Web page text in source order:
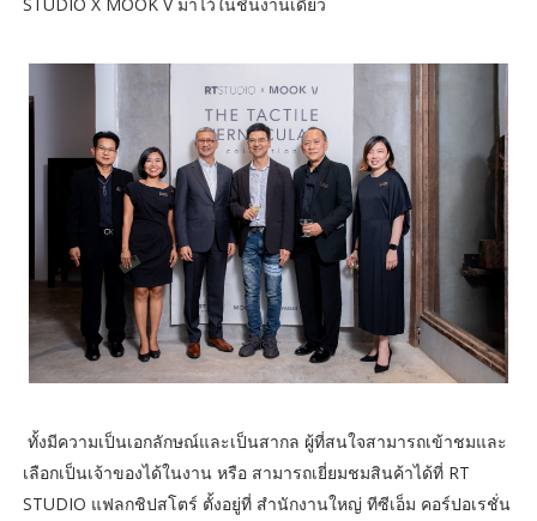
ทั้งมีความเป็นเอกลักษณ์และเป็นสากล ผู้ที่สนใจสามารถเข้าชมและ
เลือกเป็นเจ้าของได้ในงาน หรือ สามารถเยี่ยมชมสินค้าได้ที่ RT
STUDIO แฟลกชิปสโตร์ ตั้งอยู่ที่ สำนักงานใหญ่ ทีซีเอ็ม คอร์ปอเรชั่น